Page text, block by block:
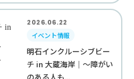
2026.06.22
イベント情報
明石インクルーシブビー
チ in 大蔵海岸｜〜障がい